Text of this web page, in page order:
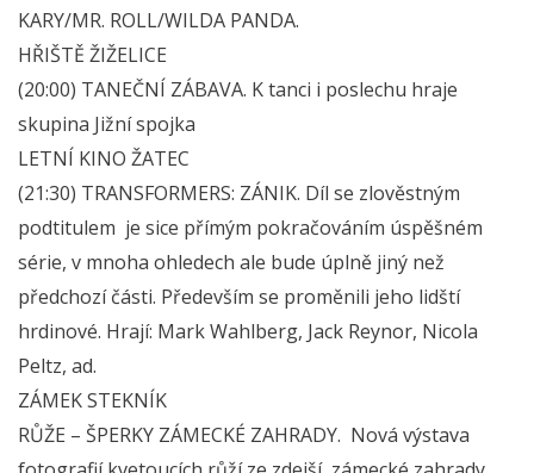
KARY/MR. ROLL/WILDA PANDA.
HŘIŠTĚ ŽIŽELICE
(20:00) TANEČNÍ ZÁBAVA. K tanci i poslechu hraje
skupina Jižní spojka
LETNÍ KINO ŽATEC
(21:30) TRANSFORMERS: ZÁNIK. Díl se zlověstným
podtitulem je sice přímým pokračováním úspěšném
série, v mnoha ohledech ale bude úplně jiný než
předchozí části. Především se proměnili jeho lidští
hrdinové. Hrají: Mark Wahlberg, Jack Reynor, Nicola
Peltz, ad.
ZÁMEK STEKNÍK
RŮŽE – ŠPERKY ZÁMECKÉ ZAHRADY. Nová výstava